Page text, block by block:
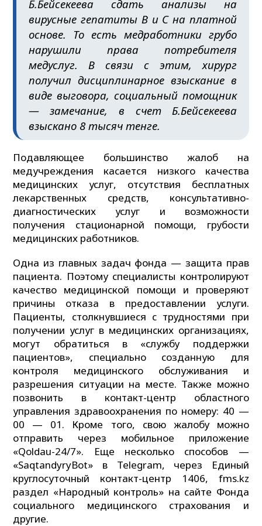
Б.Бейсекеева сдать анализы на
вирусные гепатиты В и С на платной
основе. То есть медработники грубо
нарушили права потребителя
медуслуг. В связи с этим, хирург
получил дисциплинарное взыскание в
виде выговора, социальный помощник
— замечание, в счет Б.Бейсекеева
взыскано 8 тысяч тенге.
Подавляющее большинство жалоб на
медучреждения касается низкого качества
медицинских услуг, отсутствия бесплатных
лекарственных средств, консультативно-
диагностических услуг и возможности
получения стационарной помощи, грубости
медицинских работников.
Одна из главных задач фонда — защита прав
пациента. Поэтому специалисты контролируют
качество медицинской помощи и проверяют
причины отказа в предоставлении услуги.
Пациенты, столкнувшиеся с трудностями при
получении услуг в медицинских организациях,
могут обратиться в «службу поддержки
пациентов», специально созданную для
контроля медицинского обслуживания и
разрешения ситуации на месте. Также можно
позвонить в контакт-центр областного
управления здравоохранения по номеру: 40 —
00 — 01. Кроме того, свою жалобу можно
отправить через мобильное приложение
«Qoldau-24/7». Еще несколько способов —
«SaqtandyryBot» в Telegram, через Единый
круглосуточный контакт-центр 1406, fms.kz
раздел «Народный контроль» на сайте Фонда
социального медицинского страхования и
другие.